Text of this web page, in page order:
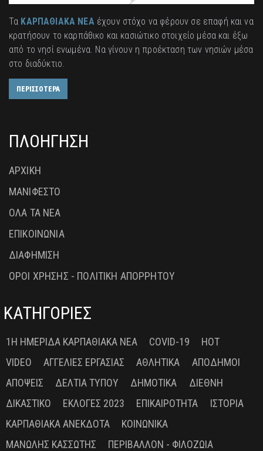
Τα ΚΑΡΠΑΘΙΑΚΑ ΝΕΑέχουν στόχο να φέρουν σε επαφή και να
κρατήσουν το καρπάθικο και κασιώτικο στοιχείο μέσα και έξω
από το νησί ενωμένα. Να γίνουν η προέκταση των νησιών μέσα
στο διαδύκτιο.
ΠΕΡΙΣΣΟΤΕΡΑ
ΠΛΟΗΓΗΣΗ
ΑΡΧΙΚΗ
ΜΑΝΙΦΕΣΤΟ
ΟΛΑ ΤΑ ΝΕΑ
ΕΠΙΚΟΙΝΩΝΙΑ
ΔΙΑΦΗΜΙΣΗ
ΟΡΟΙ ΧΡΗΣΗΣ - ΠΟΛΙΤΙΚΗ ΑΠΟΡΡΗΤΟΥ
ΚΑΤΗΓΟΡΙΕΣ
1Η ΗΜΕΡΊΔΑ ΚΑΡΠΑΘΙΑΚΆ ΝΈΑ COVID-19
HOT
VIDEO
ΑΓΓΕΛΊΕΣ ΕΡΓΑΣΊΑΣ ΑΘΛΗΤΙΚΆ
ΑΠΌΔΗΜΟΙ
ΑΠΌΨΕΙΣ
ΔΕΛΤΊΑ ΤΎΠΟΥ ΔΗΜΟΤΙΚΆ
ΔΙΕΘΝΉ
ΔΙΚΑΣΤΙΚΌ
ΕΚΛΟΓΈΣ 2023 ΕΠΙΚΑΙΡΌΤΗΤΑ
ΙΣΤΟΡΊΑ
ΚΑΡΠΑΘΙΑΚΆ ΑΝΈΚΔΟΤΑ
ΚΟΙΝΩΝΙΚΆ
ΜΑΝΏΛΗΣ ΚΑΣΣΏΤΗΣ
ΠΕΡΙΒΆΛΛΟΝ - ΦΙΛΟΖΩΊΑ